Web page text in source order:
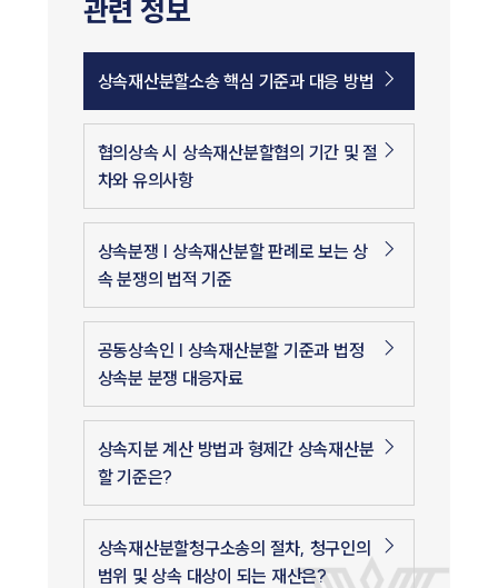
관련 정보
상속재산분할소송 핵심 기준과 대응 방법
협의상속 시 상속재산분할협의 기간 및 절
차와 유의사항
상속분쟁 | 상속재산분할 판례로 보는 상
속 분쟁의 법적 기준
공동상속인 | 상속재산분할 기준과 법정
상속분 분쟁 대응자료
상속지분 계산 방법과 형제간 상속재산분
할 기준은?
상속재산분할청구소송의 절차, 청구인의
범위 및 상속 대상이 되는 재산은?